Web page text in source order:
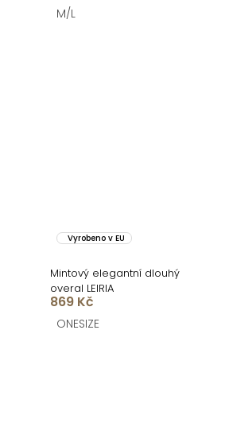
M/L
Vyrobeno v EU
Mintový elegantní dlouhý
overal LEIRIA
869 Kč
ONESIZE